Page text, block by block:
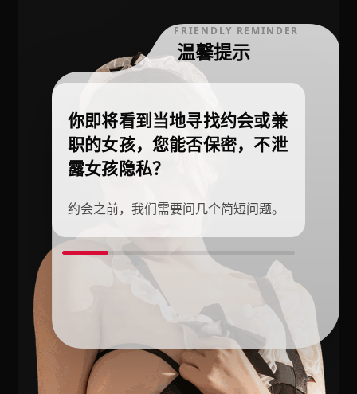
FRIENDLY REMINDER
温馨提示
你即将看到当地寻找约会或兼
职的女孩，您能否保密，不泄
露女孩隐私？
约会之前，我们需要问几个简短问题。